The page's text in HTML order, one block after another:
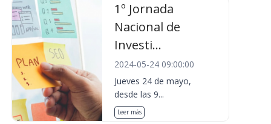
1º Jornada
Nacional de
Investi...
2024-05-24 09:00:00
Jueves 24 de mayo,
desde las 9...
Leer más